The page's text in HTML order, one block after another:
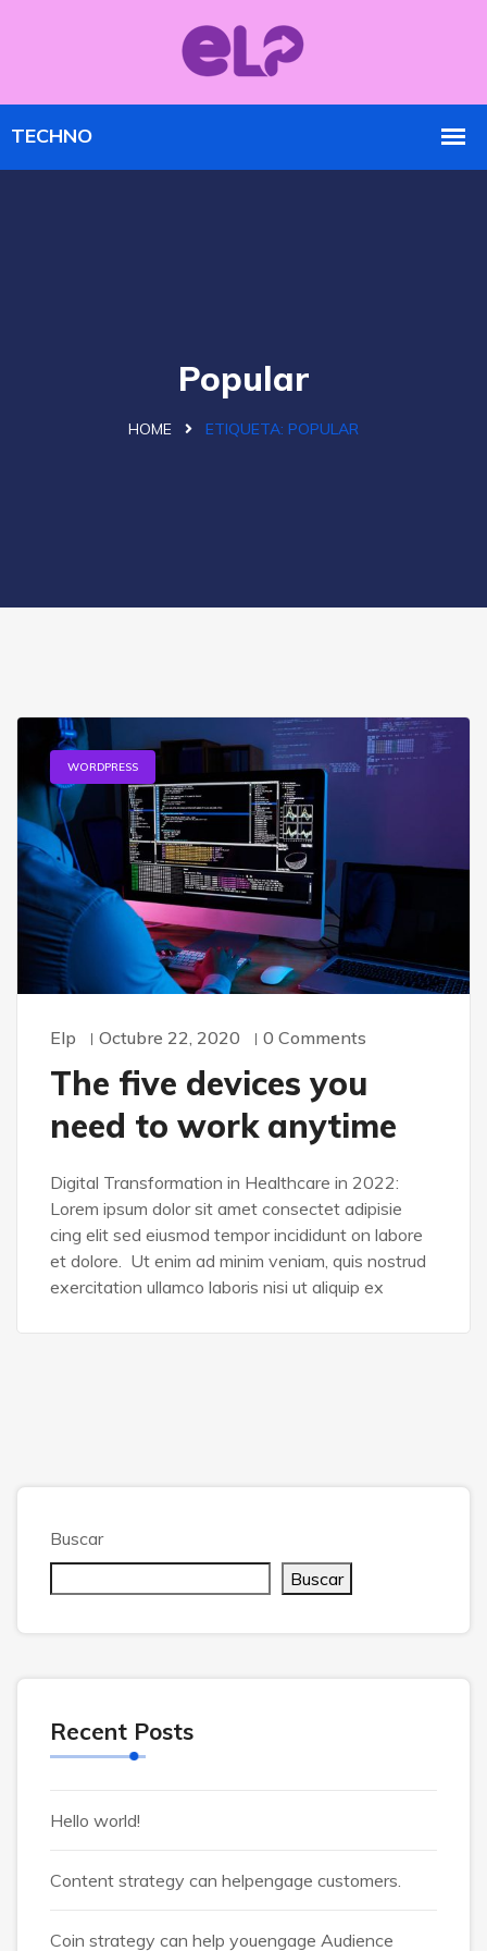
Popular
HOME ETIQUETA: POPULAR
WORDPRESS
Elp Octubre 22, 2020 0 Comments
The five devices you
need to work anytime
Digital Transformation in Healthcare in 2022:
Lorem ipsum dolor sit amet consectet adipisie
cing elit sed eiusmod tempor incididunt on labore
et dolore. Ut enim ad minim veniam, quis nostrud
exercitation ullamco laboris nisi ut aliquip ex
Buscar
Buscar
Recent Posts
Hello world!
Content strategy can helpengage customers.
Coin strategy can help youengage Audience